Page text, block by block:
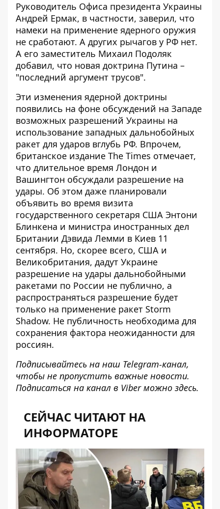
Руководитель Офиса президента Украины
Андрей Ермак, в частности, заверил, что
намеки на применение ядерного оружия
не сработают. А других рычагов у РФ нет.
А его заместитель Михаил Подоляк
добавил, что новая доктрина Путина –
"последний аргумент трусов".
Эти изменения ядерной доктрины
появились на фоне обсуждений на Западе
возможных разрешений Украины на
использование западных дальнобойных
ракет для ударов вглубь РФ. Впрочем,
британское издание The Times отмечает,
что длительное время Лондон и
Вашингтон обсуждали разрешение на
удары. Об этом даже планировали
объявить во время визита
государственного секретаря США Энтони
Блинкена и министра иностранных дел
Британии Дэвида Лемми в Киев 11
сентября. Но, скорее всего, США и
Великобритания, дадут Украине
разрешение на удары дальнобойными
ракетами по России не публично, а
распространяться разрешение будет
только на применение ракет Storm
Shadow. Не публичность необходима для
сохранения фактора неожиданности для
россиян.
Подписывайтесь на наш Telegram-канал,
чтобы не пропустить важные новости.
Подписаться на канал в Viber можно здесь.
СЕЙЧАС ЧИТАЮТ НА
ИНФОРМАТОРЕ